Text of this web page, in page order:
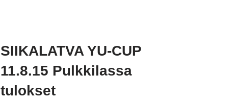
SIIKALATVA YU-CUP
11.8.15 Pulkkilassa
tulokset